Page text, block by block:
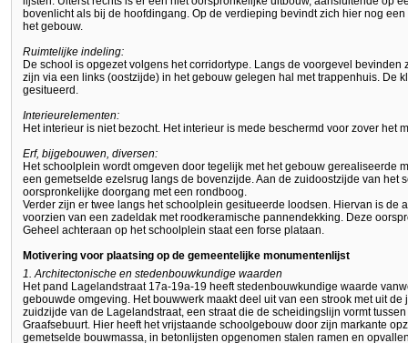
bovenlicht als bij de hoofdingang. Op de verdieping bevindt zich hier nog
het gebouw.
Ruimtelijke indeling:
De school is opgezet volgens het corridortype. Langs de voorgevel
zijn via een links (oostzijde) in het gebouw gelegen hal met trappenhuis. De
gesitueerd.
Interieurelementen:
Het interieur is niet bezocht. Het interieur is mede beschermd voor zover het
Erf, bijgebouwen, diversen:
Het schoolplein wordt omgeven door tegelijk met het gebouw gerealiseerde
een gemetselde ezelsrug langs de bovenzijde. Aan de zuidoostzijde van het
oorspronkelijke doorgang met een rondboog.
Verder zijn er twee langs het schoolplein gesitueerde loodsen. Hiervan is de
voorzien van een zadeldak met roodkeramische pannendekking. Deze
Geheel achteraan op het schoolplein staat een forse plataan.
Motivering voor plaatsing op de gemeentelijke monumentenlijst
1. Architectonische en stedenbouwkundige waarden
Het pand Lagelandstraat 17a-19a-19 heeft stedenbouwkundige waarde
gebouwde omgeving. Het bouwwerk maakt deel uit van een strook met uit
zuidzijde van de Lagelandstraat, een straat die de scheidingslijn vormt
Graafsebuurt. Hier heeft het vrijstaande schoolgebouw door zijn markante
gemetselde bouwmassa, in betonlijsten opgenomen stalen ramen en